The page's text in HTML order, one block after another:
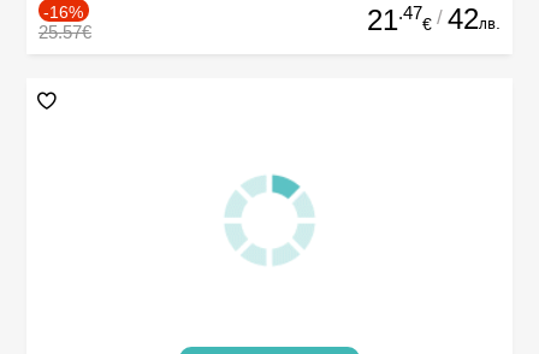
-16%
25.57€ 21.47
€ / 42лв.